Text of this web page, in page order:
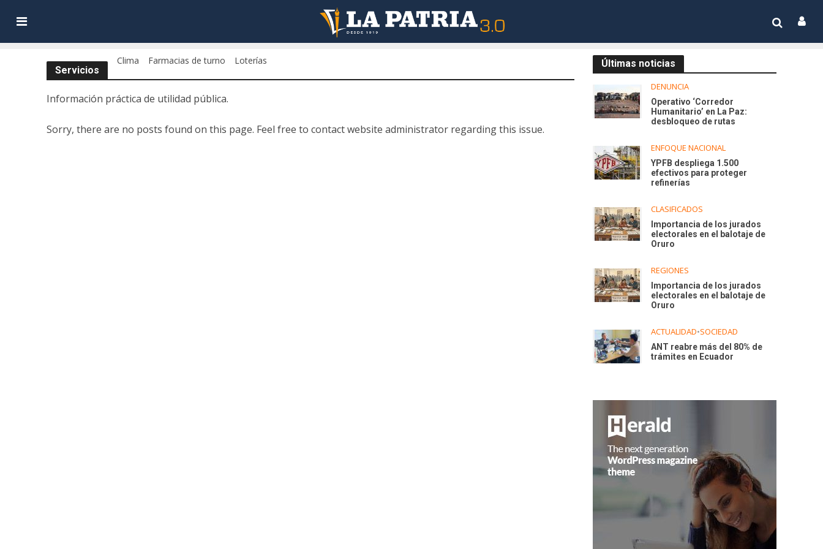
Servicios
Clima Farmacias de turno Loterías
Información práctica de utilidad pública.
Sorry, there are no posts found on this page. Feel free to contact website administrator regarding this issue.
Últimas noticias
DENUNCIA
Operativo ‘Corredor
Humanitario’ en La Paz:
desbloqueo de rutas
ENFOQUE NACIONAL
YPFB despliega 1.500
efectivos para proteger
refinerías
CLASIFICADOS
Importancia de los jurados
electorales en el balotaje de
Oruro
REGIONES
Importancia de los jurados
electorales en el balotaje de
Oruro
ACTUALIDAD•SOCIEDAD
ANT reabre más del 80% de
trámites en Ecuador